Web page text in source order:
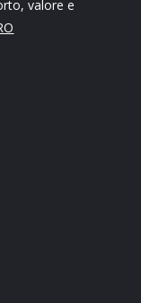
valore e